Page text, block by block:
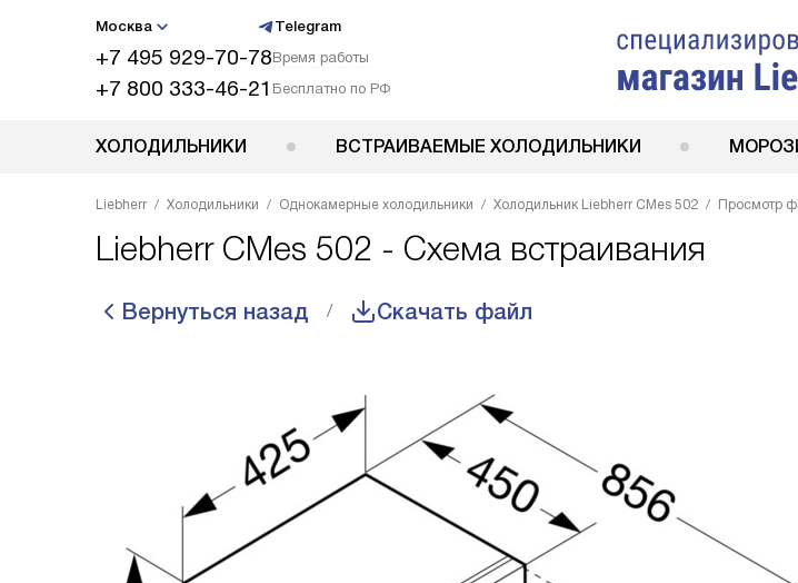
Москва Telegram
+7 495 929-70-78Время работы
+7 800 333-46-21 Бесплатно по РФ
ХОЛОДИЛЬНИКИ ВСТРАИВАЕМЫЕ ХОЛОДИЛЬНИКИ
Liebherr Холодильники Однокамерные холодильники Холодильник Liebherr CMes 502 Просмотр
Liebherr CMes 502 - Схема встраивания
Вернуться назад Скачать файл